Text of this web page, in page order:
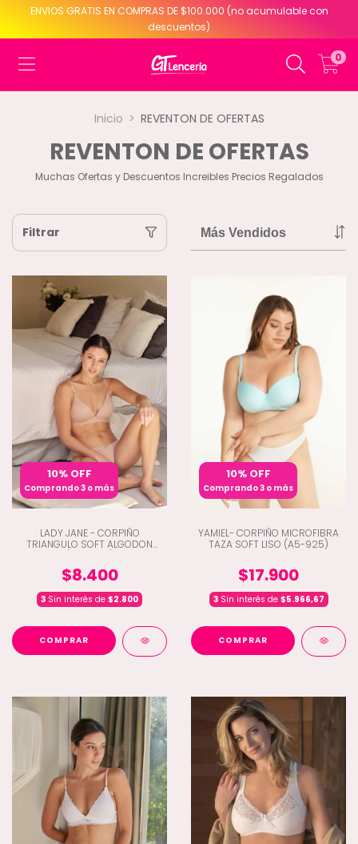
ENVIOS GRATIS EN COMPRAS DE $100.000 (no acumulable con
descuentos)
0
Inicio > REVENTON DE OFERTAS
REVENTON DE OFERTAS
Muchas Ofertas y Descuentos Increibles Precios Regalados
Filtrar
10% OFF
Comprando 3 o más
LADY JANE - CORPIÑO
TRIANGULO SOFT ALGODON
$8.400
3 Sin interés de $2.800
COMPRAR
10% OFF
Comprando 3 o más
YAMIEL- CORPIÑO MICROFIBRA
TAZA SOFT LISO (A5-925)
$17.900
3Sin interés de $5.966,67
COMPRAR